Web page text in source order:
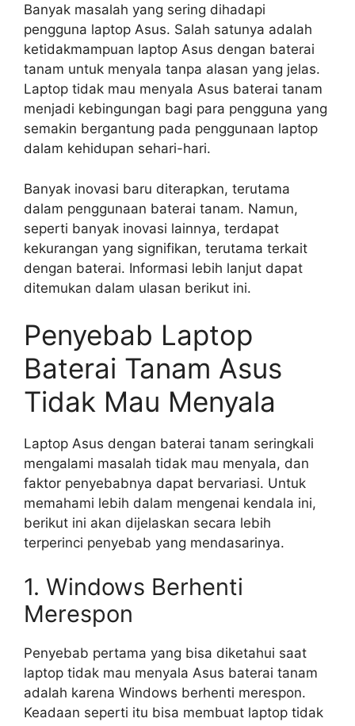
Banyak masalah yang sering dihadapi
pengguna laptop Asus. Salah satunya adalah
ketidakmampuan laptop Asus dengan baterai
tanam untuk menyala tanpa alasan yang jelas.
Laptop tidak mau menyala Asus baterai tanam
menjadi kebingungan bagi para pengguna yang
semakin bergantung pada penggunaan laptop
dalam kehidupan sehari-hari.
Banyak inovasi baru diterapkan, terutama
dalam penggunaan baterai tanam. Namun,
seperti banyak inovasi lainnya, terdapat
kekurangan yang signifikan, terutama terkait
dengan baterai. Informasi lebih lanjut dapat
ditemukan dalam ulasan berikut ini.
Penyebab Laptop
Baterai Tanam Asus
Tidak Mau Menyala
Laptop Asus dengan baterai tanam seringkali
mengalami masalah tidak mau menyala, dan
faktor penyebabnya dapat bervariasi. Untuk
memahami lebih dalam mengenai kendala ini,
berikut ini akan dijelaskan secara lebih
terperinci penyebab yang mendasarinya.
1. Windows Berhenti
Merespon
Penyebab pertama yang bisa diketahui saat
laptop tidak mau menyala Asus baterai tanam
adalah karena Windows berhenti merespon.
Keadaan seperti itu bisa membuat laptop tidak